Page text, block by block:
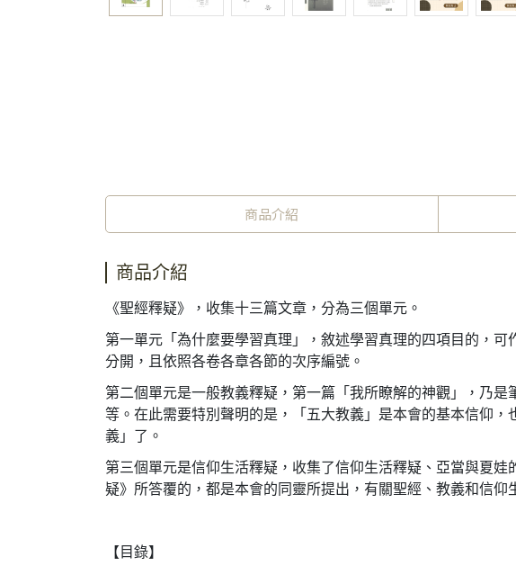
商品介紹
商品介紹
《聖經釋疑》，收集十三篇文章，分為三個單元。
第一單元「為什麼要學習真理」，敘述學習真理的四項目的，
分開，且依照各卷各章各節的次序編號。
第二個單元是一般教義釋疑，第一篇「我所瞭解的神觀」，乃
等。在此需要特別聲明的是，「五大教義」是本會的基本信仰
義」了。
第三個單元是信仰生活釋疑，收集了信仰生活釋疑、亞當與夏
疑》所答覆的，都是本會的同靈所提出，有關聖經、教義和信仰
【目錄】